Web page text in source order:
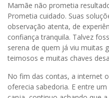
Mamãe não prometia
Prometia cuidado. Suas
observação atenta, de
confiança tranquila. Talvez
serena de quem já viu muitas
teimosos e muitas chaves
No fim das contas, a internet
oferecia sabedoria. E entre